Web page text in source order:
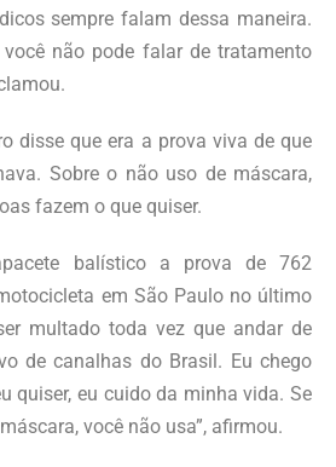
sempre falam dessa maneira.
não pode falar de tratamento
disse que era a prova viva de que
Sobre o não uso de máscara,
fazem o que quiser.
balístico a prova de 762
em São Paulo no último
multado toda vez que andar de
de canalhas do Brasil. Eu chego
quiser, eu cuido da minha vida. Se
você não usa”, afirmou.